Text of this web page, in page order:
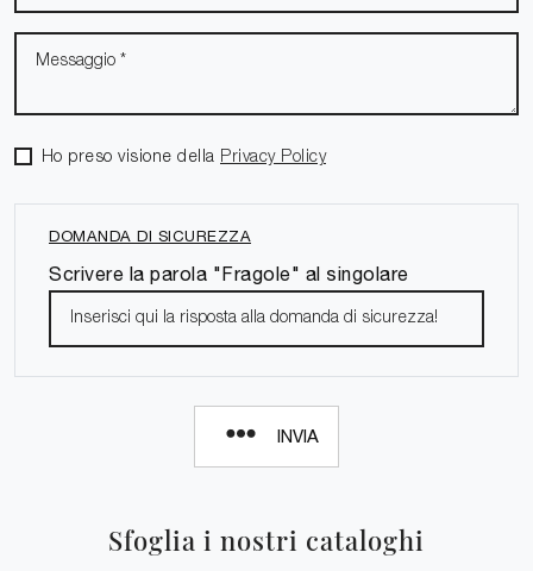
Sfoglia i nostri cataloghi
Ho preso visione della Privacy Policy
DOMANDA DI SICUREZZA
Scrivere la parola "Fragole" al singolare
INVIA